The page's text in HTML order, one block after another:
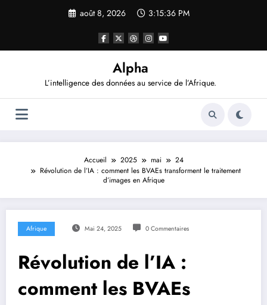
août 8, 2026 3:15:37 PM
Alpha
L’intelligence des données au service de l’Afrique.
Accueil 2025 mai
24
Révolution de l’IA : comment les BVAEs transforment le traitement
d’images en Afrique
Afrique Mai 24, 2025 0 Commentaires
Révolution de l’IA :
comment les BVAEs